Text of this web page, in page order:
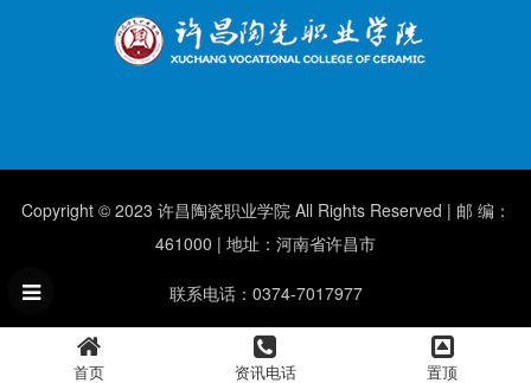
Copyright © 2023 许昌陶瓷职业学院 All Rights Reserved | 邮 编：
461000 | 地址：河南省许昌市
联系电话：0374-7017977
首页 资讯电话 置顶